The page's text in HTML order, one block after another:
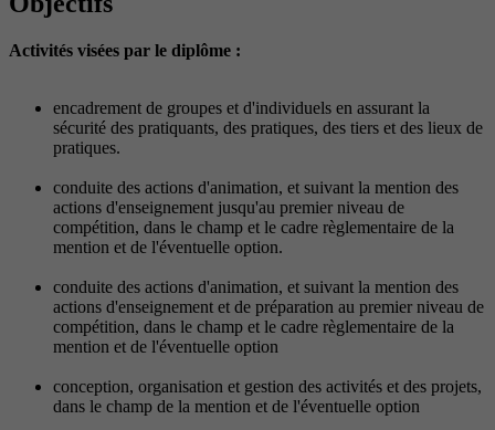
Activités visées par le diplôme :
encadrement de groupes et d'individuels en assurant la
sécurité des pratiquants, des pratiques, des tiers et des lieux de
pratiques.
conduite des actions d'animation, et suivant la mention des
actions d'enseignement jusqu'au premier niveau de
compétition, dans le champ et le cadre règlementaire de la
mention et de l'éventuelle option.
conduite des actions d'animation, et suivant la mention des
actions d'enseignement et de préparation au premier niveau de
compétition, dans le champ et le cadre règlementaire de la
mention et de l'éventuelle option
conception, organisation et gestion des activités et des projets,
dans le champ de la mention et de l'éventuelle option